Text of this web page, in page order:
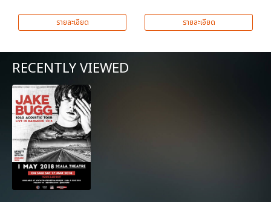
รายละเอียด รายละเอียด
RECENTLY VIEWED